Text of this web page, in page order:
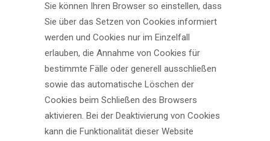
Sie können Ihren Browser so einstellen, dass
Sie über das Setzen von Cookies informiert
werden und Cookies nur im Einzelfall
erlauben, die Annahme von Cookies für
bestimmte Fälle oder generell ausschließen
sowie das automatische Löschen der
Cookies beim Schließen des Browsers
aktivieren. Bei der Deaktivierung von Cookies
kann die Funktionalität dieser Website